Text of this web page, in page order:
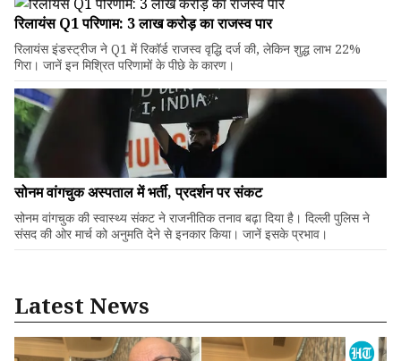
रिलायंस Q1 परिणाम: ₹3 लाख करोड़ का राजस्व पार
रिलायंस इंडस्ट्रीज ने Q1 में रिकॉर्ड राजस्व वृद्धि दर्ज की, लेकिन शुद्ध लाभ 22%
गिरा। जानें इन मिश्रित परिणामों के पीछे के कारण।
सोनम वांगचुक अस्पताल में भर्ती, प्रदर्शन पर संकट
सोनम वांगचुक की स्वास्थ्य संकट ने राजनीतिक तनाव बढ़ा दिया है। दिल्ली पुलिस ने
संसद की ओर मार्च को अनुमति देने से इनकार किया। जानें इसके प्रभाव।
Latest News